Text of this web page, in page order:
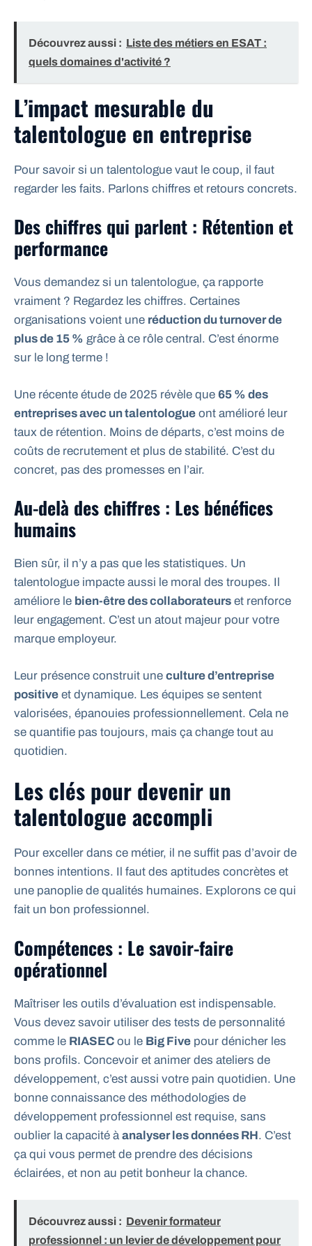
Découvrez aussi : Liste des métiers en ESAT :
quels domaines d'activité ?
L’impact mesurable du
talentologue en entreprise
Pour savoir si un talentologue vaut le coup, il faut
regarder les faits. Parlons chiffres et retours concrets.
Des chiffres qui parlent : Rétention et
performance
Vous demandez si un talentologue, ça rapporte
vraiment ? Regardez les chiffres. Certaines
organisations voient une réduction du turnover de
plus de 15 % grâce à ce rôle central. C’est énorme
sur le long terme !
Une récente étude de 2025 révèle que 65 % des
entreprises avec un talentologue ont amélioré leur
taux de rétention. Moins de départs, c’est moins de
coûts de recrutement et plus de stabilité. C’est du
concret, pas des promesses en l’air.
Au-delà des chiffres : Les bénéfices
humains
Bien sûr, il n’y a pas que les statistiques. Un
talentologue impacte aussi le moral des troupes. Il
améliore le bien-être des collaborateurs et renforce
leur engagement. C’est un atout majeur pour votre
marque employeur.
Leur présence construit une culture d’entreprise
positive et dynamique. Les équipes se sentent
valorisées, épanouies professionnellement. Cela ne
se quantifie pas toujours, mais ça change tout au
quotidien.
Les clés pour devenir un
talentologue accompli
Pour exceller dans ce métier, il ne suffit pas d’avoir de
bonnes intentions. Il faut des aptitudes concrètes et
une panoplie de qualités humaines. Explorons ce qui
fait un bon professionnel.
Compétences : Le savoir-faire
opérationnel
Maîtriser les outils d’évaluation est indispensable.
Vous devez savoir utiliser des tests de personnalité
comme le RIASEC ou le Big Five pour dénicher les
bons profils. Concevoir et animer des ateliers de
développement, c’est aussi votre pain quotidien. Une
bonne connaissance des méthodologies de
développement professionnel est requise, sans
oublier la capacité à analyser les données RH. C’est
ça qui vous permet de prendre des décisions
éclairées, et non au petit bonheur la chance.
Découvrez aussi : Devenir formateur
professionnel : un levier de développement pour